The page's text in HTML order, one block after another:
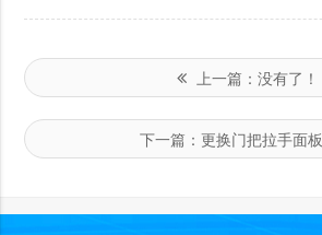
上一篇： 没有了！
下一篇：更换门把拉手面板